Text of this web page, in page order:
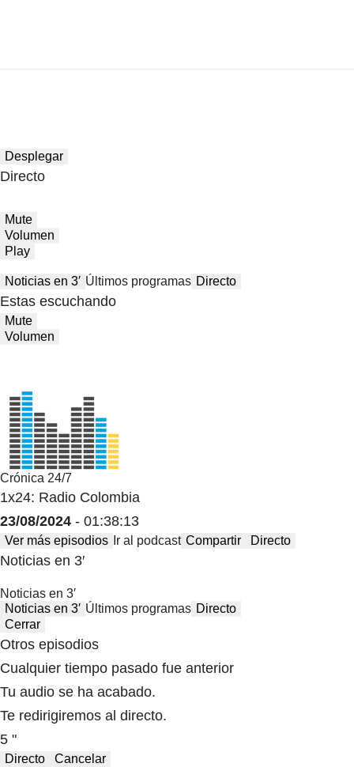
Desplegar
Directo
Mute
Volumen
Play
Noticias en 3′ Últimos programas Directo
Estas escuchando
Mute
Volumen
Crónica 24/7
1x24: Radio Colombia
23/08/2024 - 01:38:13
Ver más episodios Ir al podcast Compartir Directo
Noticias en 3′
Noticias en 3′
Noticias en 3′ Últimos programas Directo
Cerrar
Otros episodios
Cualquier tiempo pasado fue anterior
Tu audio se ha acabado.
Te redirigiremos al directo.
5 "
Directo Cancelar